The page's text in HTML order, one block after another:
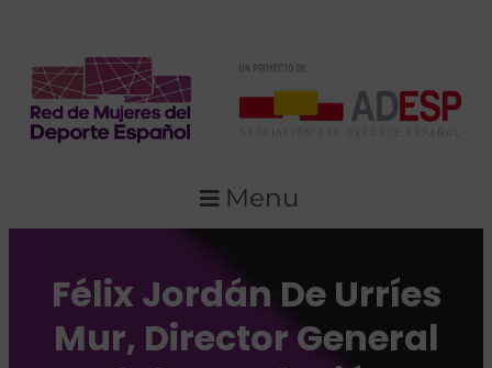
Menu
Félix Jordán De Urríes
Mur, Director General